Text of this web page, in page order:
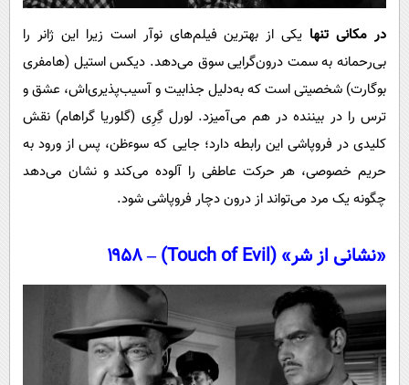
در مکانی تنها یکی از بهترین فیلم‌های نوآر است زیرا این ژانر را
بی‌رحمانه به سمت درون‌گرایی سوق می‌دهد. دیکس استیل (هامفری
بوگارت) شخصیتی است که به‌دلیل جذابیت و آسیب‌پذیری‌اش، عشق و
ترس را در بیننده در هم می‌آمیزد. لورل گِرِی (گلوریا گراهام) نقش
کلیدی در فروپاشی این رابطه دارد؛ جایی که سوءظن، پس از ورود به
حریم خصوصی، هر حرکت عاطفی را آلوده می‌کند و نشان می‌دهد
چگونه یک مرد می‌تواند از درون دچار فروپاشی شود.
«نشانی از شر» (Touch of Evil) – ۱۹۵۸